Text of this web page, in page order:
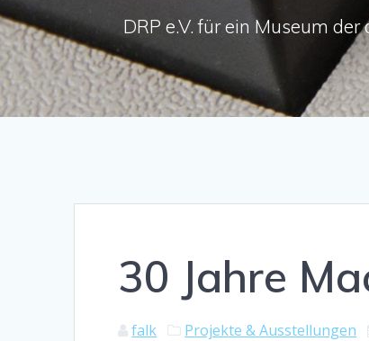
DRP e.V. für ein Museum
30 Jahre
falk Projekte & Ausstellungen